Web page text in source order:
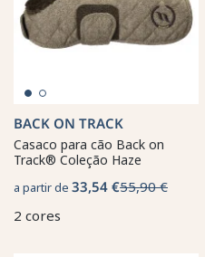
BACK ON TRACK
Casaco para cão Back on
Track® Coleção Haze
a partir de 33,54 €55,90 €
2 cores